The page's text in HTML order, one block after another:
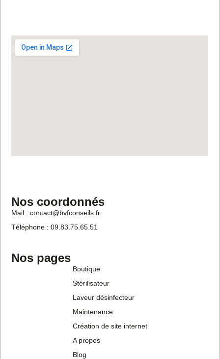
Nos pages
Boutique
Stérilisateur
Laveur désinfecteur
Maintenance
Création de site internet
A propos
Blog
Nos coordonnés
Mail : contact@bvfconseils.fr
Téléphone : 09.83.75.65.51